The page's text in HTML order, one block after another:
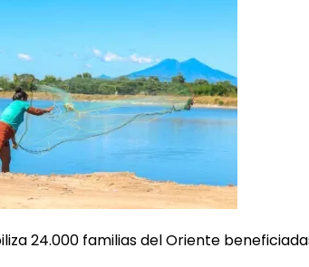
24.000 familias del Oriente